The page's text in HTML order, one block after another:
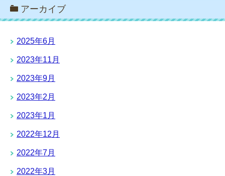
アーカイブ
2025年6月
2023年11月
2023年9月
2023年2月
2023年1月
2022年12月
2022年7月
2022年3月